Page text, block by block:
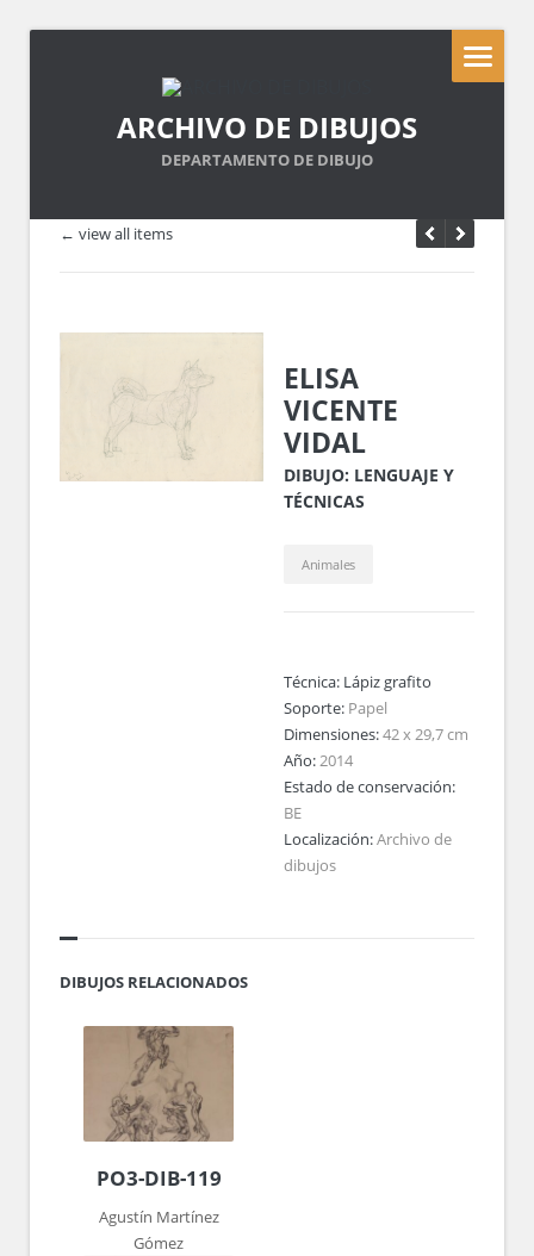
ARCHIVO DE DIBUJOS
DEPARTAMENTO DE DIBUJO
← view all items
ELISA
VICENTE
VIDAL
DIBUJO: LENGUAJE Y
TÉCNICAS
Animales
Técnica: Lápiz grafito
Soporte: Papel
Dimensiones:42 x 29,7 cm
Año:2014
Estado de conservación:
BE
Localización:Archivo de
dibujos
DIBUJOS RELACIONADOS
PO3-DIB-119
Agustín Martínez
Gómez